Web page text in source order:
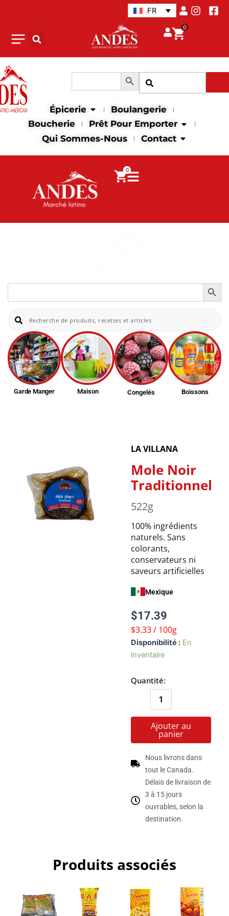
FR
0
Search
Search Button
Épicerie Open Épicerie
Boulangerie
Boucherie
Prêt Pour Emporter Open Prêt
Qui Sommes-Nous Contact Open
0
Search
Search Button
Garde Manger Maison Congelés Boissons
LA VILLANA
Mole Noir
Traditionnel
522g
100% ingrédients
naturels. Sans
colorants,
conservateurs ni
saveurs artificielles
Mexique
$17.39
$3.33 / 100g
Disponibilité : En
inventaire
Quantité:
quantité
de
Traditionnel
Ajouter au
panier
Nous livrons dans
tout le Canada.
Délais de livraison de
3 à 15 jours
ouvrables, selon la
destination.
Produits associés